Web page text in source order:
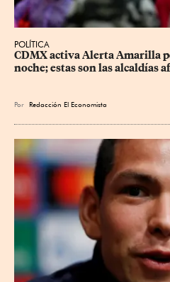
POLÍTICA
CDMX activa Alerta Amarilla
noche; estas son las alcaldías
Por Redacción El Economista